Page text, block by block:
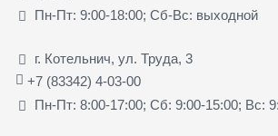
Пн-Пт: 9:00-18:00; Сб-Вс: выходной
г. Котельнич, ул. Труда, 3
+7 (83342) 4-03-00
Пн-Пт: 8:00-17:00; Сб: 9:00-15:00; Вс: